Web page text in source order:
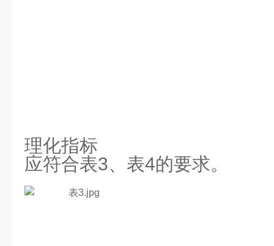
理化指标
应符合表3、表4的要求。